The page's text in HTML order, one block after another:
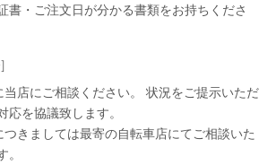
書・ご注文日が分かる書類をお持ちくださ
店にご相談ください。 状況をご提示いただ
応を協議致します。
きましては最寄の自転車店にてご相談いた